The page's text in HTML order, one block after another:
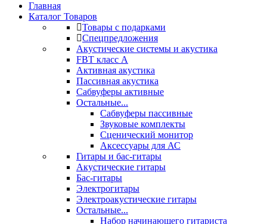
Главная
Каталог Товаров
Товары с подарками
Спецпредложения
Акустические системы и акустика
FBT класс А
Активная акустика
Пассивная акустика
Сабвуферы активные
Остальные...
Сабвуферы пассивные
Звуковые комплекты
Сценический монитор
Аксессуары для АС
Гитары и бас-гитары
Акустические гитары
Бас-гитары
Электрогитары
Электроакустические гитары
Остальные...
Набор начинающего гитариста